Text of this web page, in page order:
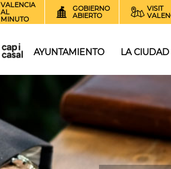
VALENCIA
AL
MINUTO
GOBIERNO
ABIERTO
VISIT
AYUNTAMIENTO LA CIUDAD